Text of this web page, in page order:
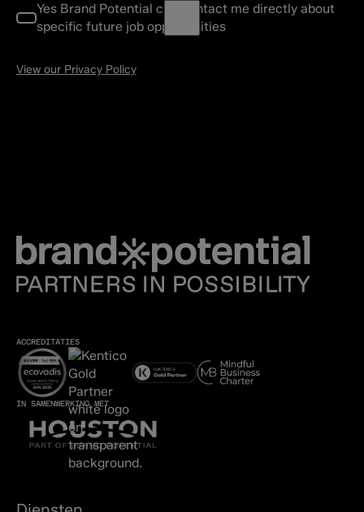
Yes Brand Potential can contact me directly about
specific future job opportunities
View our Privacy Policy
ACCREDITATIES
IN SAMENWERKING MET